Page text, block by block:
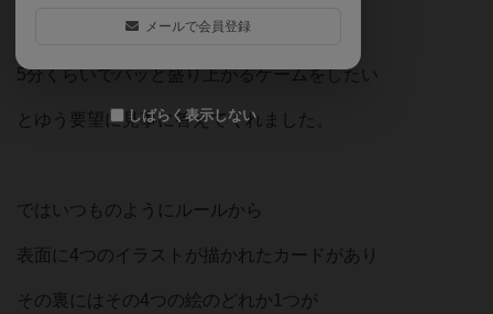
友人1人が帰る時間になり、その前に
5分くらいでパッと盛り上がるゲームをしたい
とゆう要望に見事に答えてくれました。
ではいつものようにルールから
表面に4つのイラストが描かれたカードがあり
その裏にはその4つの絵のどれか1つが
メールで会員登録
しばらく表示しない